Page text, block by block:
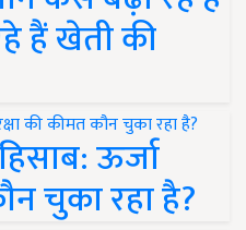
हैं खेती की
ऊर्जा
चुका रहा है?